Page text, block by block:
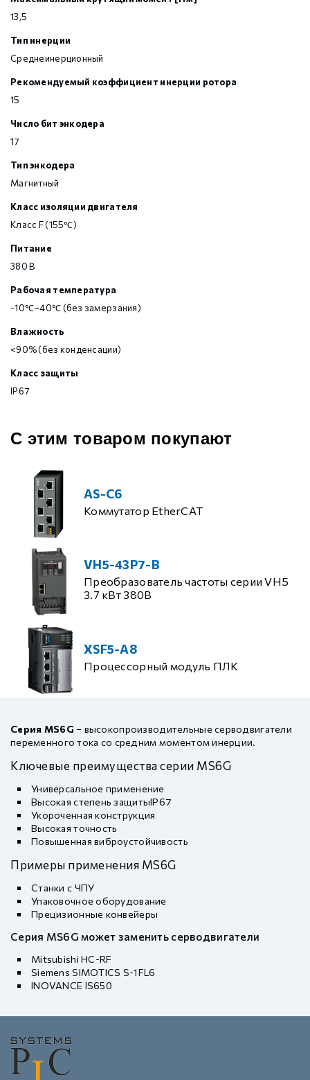
13,5
Тип инерции
Среднеинерционный
Рекомендуемый коэффициент инерции ротора
15
Число бит энкодера
17
Тип энкодера
Магнитный
Класс изоляции двигателя
Класс F (155℃)
Питание
380 В
Рабочая температура
-10℃~40℃ (без замерзания)
Влажность
<90% (без конденсации)
Класс защиты
IP67
С этим товаром покупают
AS-C6
Коммутатор EtherCAT
VH5-43P7-B
Преобразователь частоты серии VH5
3.7 кВт 380В
XSF5-A8
Процессорный модуль ПЛК
Серия MS6G – высокопроизводительные серводвигатели
переменного тока со средним моментом инерции.
Ключевые преимущества серии MS6G
Универсальное применение
Высокая степень защитыIP67
Укороченная конструкция
Высокая точность
Повышенная виброустойчивость
Примеры применения MS6G
Станки с ЧПУ
Упаковочное оборудование
Прецизионные конвейеры
Серия MS6G может заменить серводвигатели
Mitsubishi HC-RF
Siemens SIMOTICS S-1FL6
INOVANCE IS650